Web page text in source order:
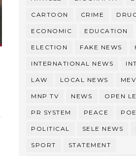
CARTOON CRIME
ECONOMIC EDUCATION
ELECTION FAKE NEWS
INTERNATIONAL NEWS
LAW LOCAL NEWS
MNP TV NEWS OPEN
PR SYSTEM PEACE
POLITICAL SELE NEWS
SPORT STATEMENT